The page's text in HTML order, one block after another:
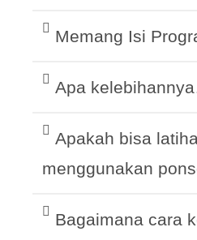
Memang Isi
Apa
Apakah bisa
menggunakan
Bagaimana cara